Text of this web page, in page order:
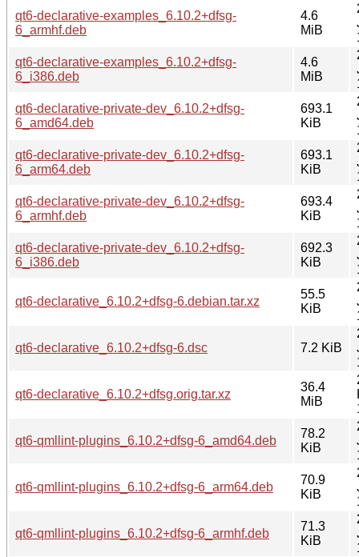
qt6-declarative-examples_6.10.2+dfsg-
6_armhf.deb
4.6
MiB
qt6-declarative-examples_6.10.2+dfsg-
6_i386.deb
4.6
MiB
qt6-declarative-private-dev_6.10.2+dfsg-
6_amd64.deb
693.1
KiB
qt6-declarative-private-dev_6.10.2+dfsg-
6_arm64.deb
693.1
KiB
qt6-declarative-private-dev_6.10.2+dfsg-
6_armhf.deb
693.4
KiB
qt6-declarative-private-dev_6.10.2+dfsg-
6_i386.deb
692.3
KiB
qt6-declarative_6.10.2+dfsg-6.debian.tar.xz
55.5
KiB
qt6-declarative_6.10.2+dfsg-6.dsc 7.2 KiB
qt6-declarative_6.10.2+dfsg.orig.tar.xz
36.4
MiB
qt6-qmllint-plugins_6.10.2+dfsg-6_amd64.deb
78.2
KiB
qt6-qmllint-plugins_6.10.2+dfsg-6_arm64.deb
70.9
KiB
qt6-qmllint-plugins_6.10.2+dfsg-6_armhf.deb
71.3
KiB